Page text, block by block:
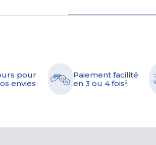
pour
envies
Paiement facilité
en 3 ou 4 fois²